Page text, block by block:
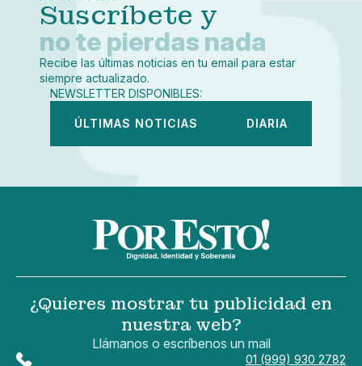
Copiar enlace
Suscríbete y
no te pierdas nada
Recibe las últimas noticias en tu email para estar
siempre actualizado.
NEWSLETTER DISPONIBLES:
ÚLTIMAS NOTICIAS DIARIA
¿Quieres mostrar tu publicidad en
nuestra web?
Llámanos o escríbenos un mail
01 (999) 930 2782